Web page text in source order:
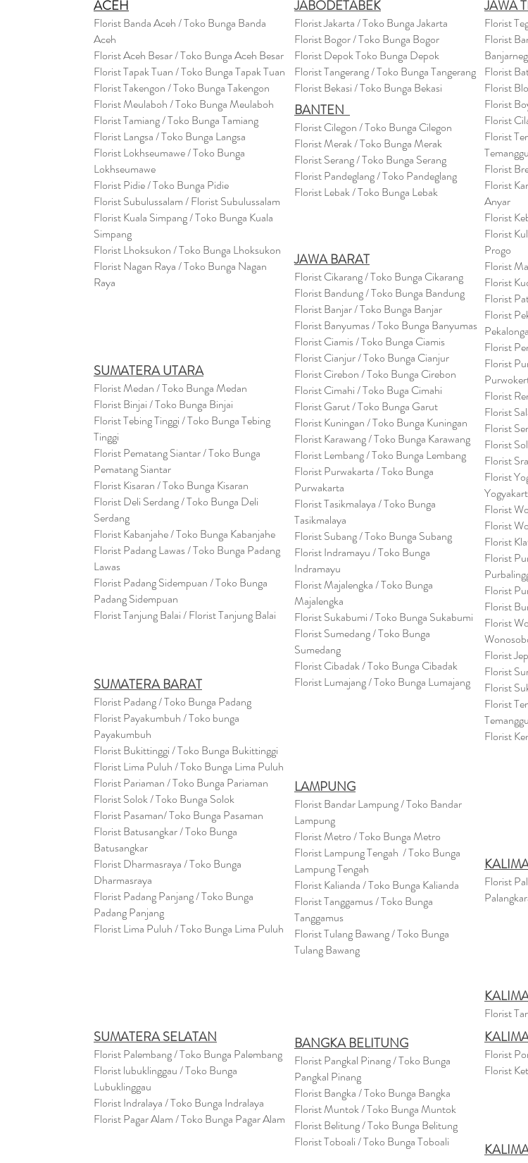
ACEH
Florist Banda Aceh / Toko Bunga Banda
Aceh
Florist Aceh Besar / Toko Bunga Aceh Besar
Florist Tapak Tuan / Toko Bunga Tapak Tuan
Florist Takengon / Toko Bunga Takengon
Florist Meulaboh / Toko Bunga Meulaboh
Florist Tamiang / Toko Bunga Tamiang
Florist Langsa / Toko Bunga Langsa
Florist Lokhseumawe / Toko Bunga
Lokhseumawe
Florist Pidie / Toko Bunga Pidie
Florist Subulussalam / Florist Subulussalam
Florist Kuala Simpang / Toko Bunga Kuala
Simpang
Florist Lhoksukon / Toko Bunga Lhoksukon
Florist Nagan Raya / Toko Bunga Nagan
Raya
SUMATERA UTARA
Florist Medan / Toko Bunga Medan
Florist Binjai / Toko Bunga Binjai
Florist Tebing Tinggi / Toko Bunga Tebing
Tinggi
Florist Pematang Siantar / Toko Bunga
Pematang Siantar
Florist Kisaran / Toko Bunga Kisaran
Florist Deli Serdang / Toko Bunga Deli
Serdang
Florist Kabanjahe / Toko Bunga Kabanjahe
Florist Padang Lawas / Toko Bunga Padang
Lawas
Florist Padang Sidempuan / Toko Bunga
Padang Sidempuan
Florist Tanjung Balai / Florist Tanjung Balai
SUMATERA BARAT
Florist Padang / Toko Bunga Padang
Florist Payakumbuh / Toko bunga
Payakumbuh
Florist Bukittinggi / Toko Bunga Bukittinggi
Florist Lima Puluh / Toko Bunga Lima Puluh
Florist Pariaman / Toko Bunga Pariaman
Florist Solok / Toko Bunga Solok
Florist Pasaman/ Toko Bunga Pasaman
Florist Batusangkar / Toko Bunga
Batusangkar
Florist Dharmasraya / Toko Bunga
Dharmasraya
Florist Padang Panjang / Toko Bunga
Padang Panjang
Florist Lima Puluh / Toko Bunga Lima Puluh
JABODETABEK
Florist Jakarta / Toko Bunga Jakarta
Florist Bogor / Toko Bunga Bogor
Florist Depok Toko Bunga Depok
Florist Tangerang / Toko Bunga Tangerang
Florist Bekasi / Toko Bunga Bekasi
BANTEN
Florist Cilegon / Toko Bunga Cilegon
Florist Merak / Toko Bunga Merak
Florist Serang / Toko Bunga Serang
Florist Pandeglang / Toko Pandeglang
Florist Lebak / Toko Bunga Lebak
JAWA BARAT
Florist Cikarang/ Toko Bunga Cikarang
Florist Bandung / Toko Bunga Bandung
Florist Banjar / Toko Bunga Banjar
Florist Banyumas / Toko Bunga Banyumas
Florist Ciamis / Toko Bunga Ciamis
Florist Cianjur / Toko Bunga Cianjur
Florist Cirebon / Toko Bunga Cirebon
Florist Cimahi / Toko Buga Cimahi
Florist Garut / Toko Bunga Garut
Florist Kuningan / Toko Bunga Kuningan
Florist Karawang / Toko Bunga Karawang
Florist Lembang / Toko Bunga Lembang
Florist Purwakarta / Toko Bunga
Purwakarta
Florist Tasikmalaya / Toko Bunga
Tasikmalaya
Florist Subang / Toko Bunga Subang
Florist Indramayu / Toko Bunga
Indramayu
Florist Majalengka / Toko Bunga
Majalengka
Florist Sukabumi / Toko Bunga Sukabumi
Florist Sumedang / Toko Bunga
Sumedang
Florist Cibadak / Toko Bunga Cibadak
Florist Lumajang / Toko Bunga Lumajang
JAWA
Florist
Florist
Florist
Florist
Florist
Florist
Florist
Florist
Florist
Anyar
Florist
Florist
Progo
Florist
Florist
Florist
Florist
Florist
Florist
Florist
Florist
Florist
Florist
Florist
Florist
Florist
Florist
Florist
Florist
Florist
Florist
Florist
Florist
Florist
Florist
Florist
Florist
LAMPUNG
Florist Bandar Lampung / Toko Bandar
Lampung
Florist Metro / Toko Bunga Metro
Florist Lampung Tengah / Toko Bunga
Lampung Tengah
Florist Kalianda / Toko Bunga Kalianda
Florist Tanggamus / Toko Bunga
Tanggamus
Florist Tulang Bawang / Toko Bunga
Tulang Bawang
Florist
Florist
SUMATERA SELATAN
Florist Palembang / Toko Bunga Palembang
Florist lubuklinggau / Toko Bunga
Lubuklinggau
Florist Indralaya / Toko Bunga Indralaya
Florist Pagar Alam / Toko Bunga Pagar Alam
BANGKA BELITUNG
Florist Pangkal Pinang / Toko Bunga
Pangkal Pinang
Florist Bangka / Toko Bunga Bangka
Florist Muntok / Toko Bunga Muntok
Florist Belitung / Toko Bunga Belitung
Florist Toboali / Toko Bunga Toboali
Florist
Florist